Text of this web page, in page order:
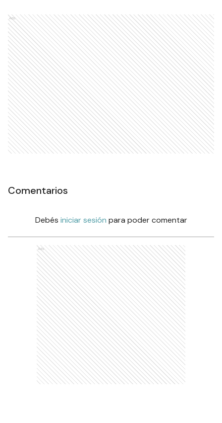
Ads
Comentarios
Debés iniciar sesión para poder comentar
Ads